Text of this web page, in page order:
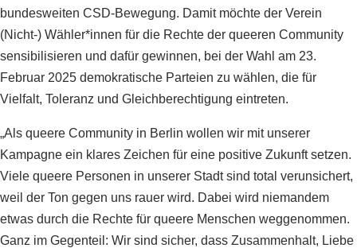
bundesweiten CSD-Bewegung. Damit möchte der Verein
(Nicht-) Wähler*innen für die Rechte der queeren Community
sensibilisieren und dafür gewinnen, bei der Wahl am 23.
Februar 2025 demokratische Parteien zu wählen, die für
Vielfalt, Toleranz und Gleichberechtigung eintreten.
„Als queere Community in Berlin wollen wir mit unserer
Kampagne ein klares Zeichen für eine positive Zukunft setzen.
Viele queere Personen in unserer Stadt sind total verunsichert,
weil der Ton gegen uns rauer wird. Dabei wird niemandem
etwas durch die Rechte für queere Menschen weggenommen.
Ganz im Gegenteil: Wir sind sicher, dass Zusammenhalt, Liebe